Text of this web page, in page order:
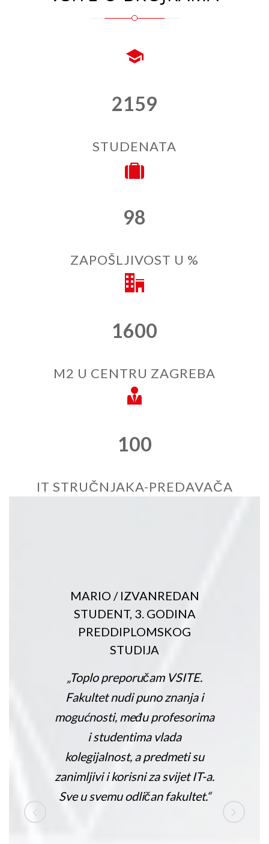
2159
STUDENATA
98
ZAPOŠLJIVOST U %
1600
M2 U CENTRU ZAGREBA
100
IT STRUČNJAKA-PREDAVAČA
MARIO/ IZVANREDAN
STUDENT, 3. GODINA
PREDDIPLOMSKOG
STUDIJA
„Toplo preporučam VSITE.
Fakultet nudi puno znanja i
mogućnosti, među profesorima
i studentima vlada
kolegijalnost, a predmeti su
zanimljivi i korisni za svijet IT-a.
Sve u svemu odličan fakultet.“